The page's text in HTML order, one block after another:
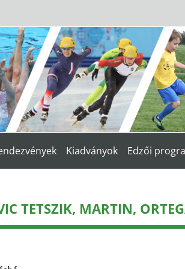
Kiadványok Edzői
TETSZIK, MARTIN,